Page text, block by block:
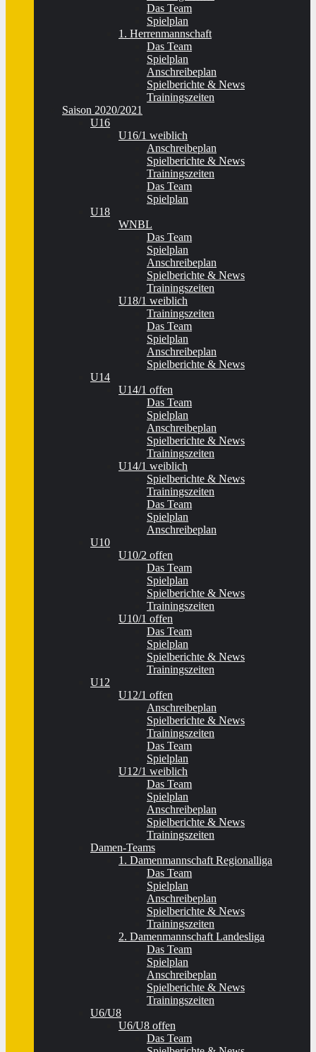
Das Team
Spielplan
1. Herrenmannschaft
Das Team
Spielplan
Anschreibeplan
Spielberichte & News
Trainingszeiten
Saison 2020/2021
U16
U16/1 weiblich
Anschreibeplan
Spielberichte & News
Trainingszeiten
Das Team
Spielplan
U18
WNBL
Das Team
Spielplan
Anschreibeplan
Spielberichte & News
Trainingszeiten
U18/1 weiblich
Trainingszeiten
Das Team
Spielplan
Anschreibeplan
Spielberichte & News
U14
U14/1 offen
Das Team
Spielplan
Anschreibeplan
Spielberichte & News
Trainingszeiten
U14/1 weiblich
Spielberichte & News
Trainingszeiten
Das Team
Spielplan
Anschreibeplan
U10
U10/2 offen
Das Team
Spielplan
Spielberichte & News
Trainingszeiten
U10/1 offen
Das Team
Spielplan
Spielberichte & News
Trainingszeiten
U12
U12/1 offen
Anschreibeplan
Spielberichte & News
Trainingszeiten
Das Team
Spielplan
U12/1 weiblich
Das Team
Spielplan
Anschreibeplan
Spielberichte & News
Trainingszeiten
Damen-Teams
1. Damenmannschaft Regionalliga
Das Team
Spielplan
Anschreibeplan
Spielberichte & News
Trainingszeiten
2. Damenmannschaft Landesliga
Das Team
Spielplan
Anschreibeplan
Spielberichte & News
Trainingszeiten
U6/U8
U6/U8 offen
Das Team